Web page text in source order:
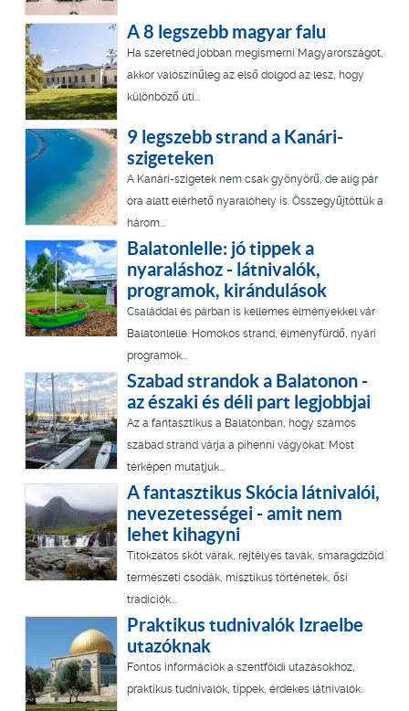
A 8 legszebb magyar falu
Ha szeretnéd jobban megismerni Magyarországot,
akkor valószínűleg az első dolgod az lesz, hogy
különböző úti...
9 legszebb strand a Kanári-
szigeteken
A Kanári-szigetek nem csak gyönyörű, de alig pár
óra alatt elérhető nyaralóhely is. Összegyűjtöttük a
három...
Balatonlelle: jó tippek a
nyaraláshoz - látnivalók,
programok, kirándulások
Családdal és párban is kellemes élményekkel vár
Balatonlelle. Homokos strand, élményfürdő, nyári
programok...
Szabad strandok a Balatonon -
az északi és déli part legjobbjai
Az a fantasztikus a Balatonban, hogy számos
szabad strand várja a pihenni vágyókat. Most
térképen mutatjuk...
A fantasztikus Skócia látnivalói,
nevezetességei - amit nem
lehet kihagyni
Titokzatos skót várak, rejtélyes tavak, smaragdzöld
természeti csodák, misztikus történetek, ősi
tradíciók...
Praktikus tudnivalók Izraelbe
utazóknak
Fontos információk a szentföldi utazásokhoz,
praktikus tudnivalók, tippek, érdekes látnivalók.